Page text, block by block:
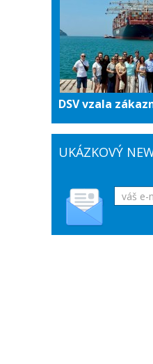
DSV vzala
UKÁZKOVÝ